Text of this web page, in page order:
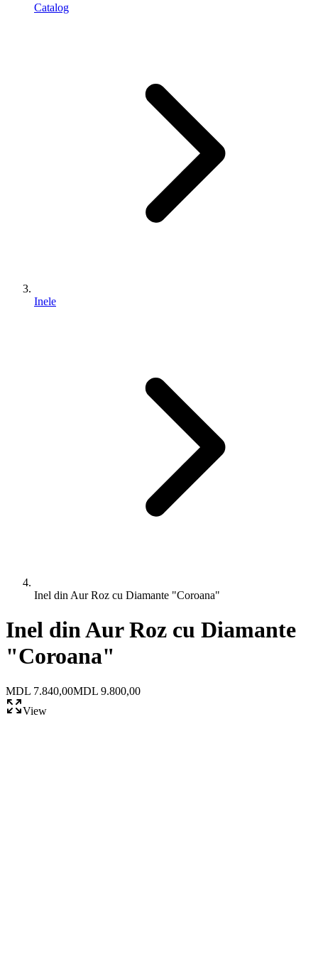
Catalog
Inele
Inel din Aur Roz cu Diamante "Coroana"
Inel din Aur Roz cu Diamante
"Coroana"
MDL 7.840,00MDL 9.800,00
View